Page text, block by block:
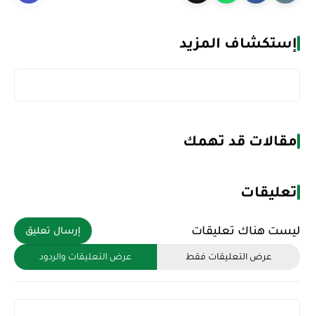
إستكشاف المزيد
مقالات قد تهمك
تعليقات
ليست هناك تعليقات إرسال تعليق
عرض التعليقات فقط عرض التعليقات والردود